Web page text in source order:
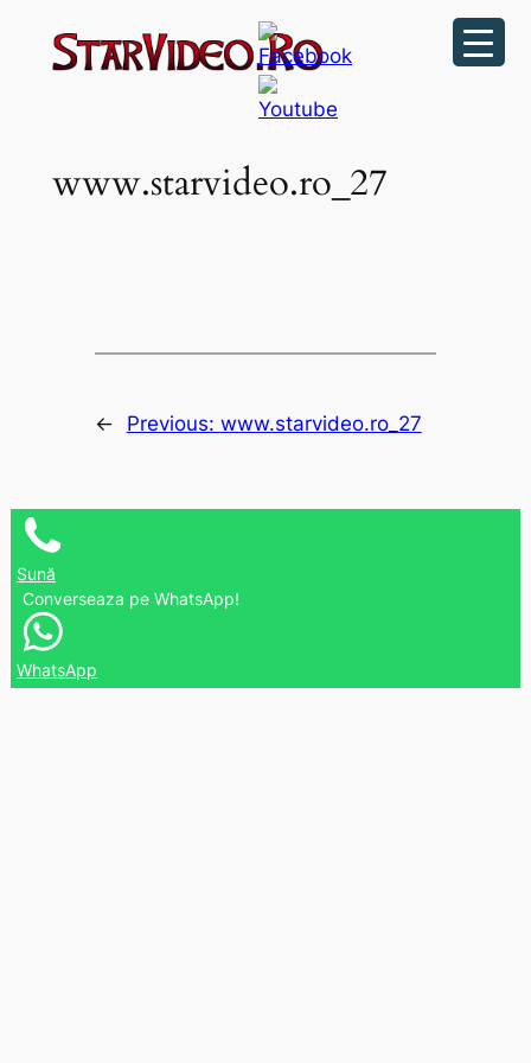
www.starvideo.ro_27
← Previous: www.starvideo.ro_27
Sună
Converseaza pe WhatsApp!
WhatsApp